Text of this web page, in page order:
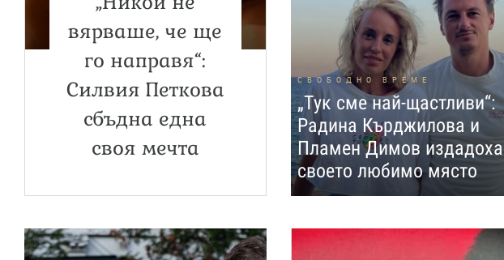
вярваше, че ще
го направя“:
Силвия Петкова
сбъдна една
своя мечта
СВОБОДНО ВРЕМЕ
„Тук сме най-щастливи“:
Радина Кърджилова и
Пламен Димов издадоха
своето любимо място